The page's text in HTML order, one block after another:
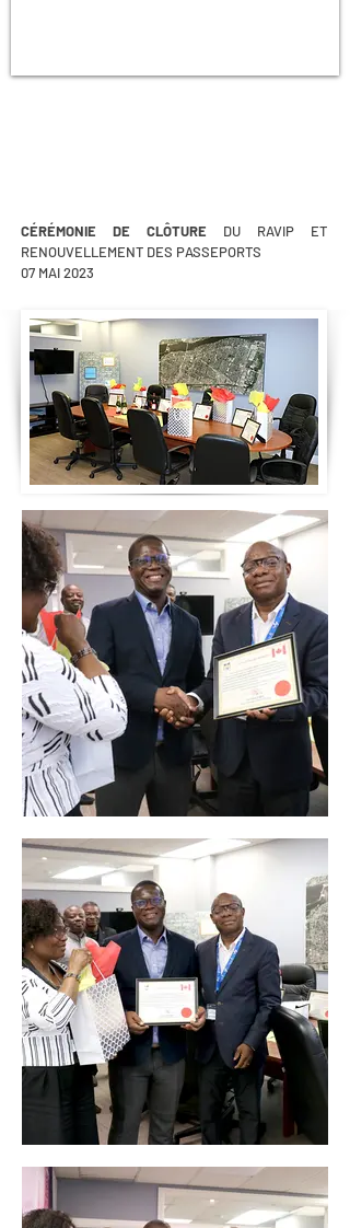
CÉRÉMONIE DE CLÔTURE DU RAVIP ET
RENOUVELLEMENT DES PASSEPORTS
07 MAI 2023